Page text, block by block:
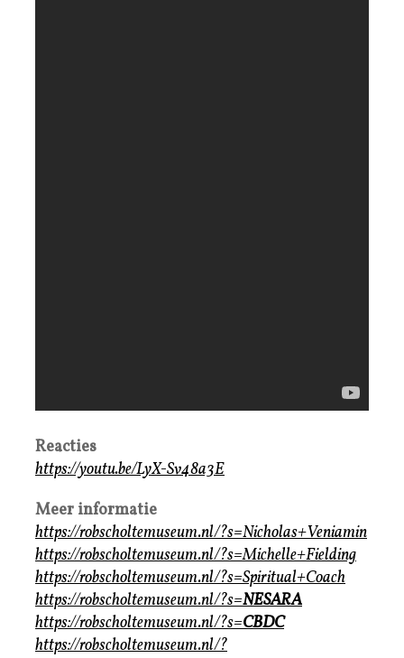
Reacties
https://youtu.be/LyX-Sv48a3E
Meer informatie
https://robscholtemuseum.nl/?s=Nicholas+Veniamin
https://robscholtemuseum.nl/?s=Michelle+Fielding
https://robscholtemuseum.nl/?s=Spiritual+Coach
https://robscholtemuseum.nl/?s=NESARA
https://robscholtemuseum.nl/?s=CBDC
https://robscholtemuseum.nl/?